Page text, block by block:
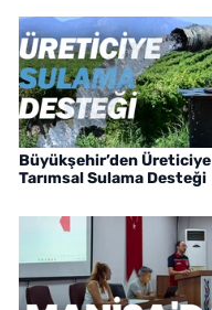
Büyükşehir’den Üreticiye
Tarımsal Sulama Desteği